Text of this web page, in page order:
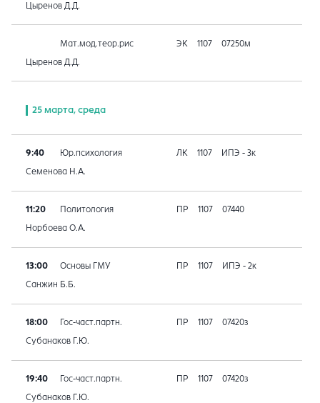
Цыренов Д.Д.
Мат.мод.теор.рис ЭК 1107 07250м
Цыренов Д.Д.
25 марта, среда
9:40 Юр.психология ЛК 1107 ИПЭ - 3к
Семенова Н.А.
11:20 Политология ПР 1107 07440
Норбоева О.А.
13:00 Основы ГМУ ПР 1107 ИПЭ - 2к
Санжин Б.Б.
18:00 Гос-част.партн. ПР 1107 07420з
Субанаков Г.Ю.
19:40 Гос-част.партн. ПР 1107 07420з
Субанаков Г.Ю.